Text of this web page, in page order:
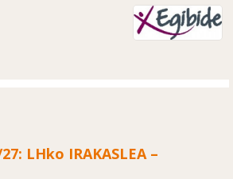
LHko IRAKASLEA –